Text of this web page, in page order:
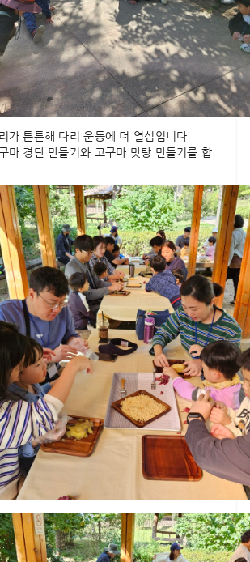
가 튼튼해 다리 운동에 더 열심입니다
마 경단 만들기와 고구마 맛탕 만들기를 합